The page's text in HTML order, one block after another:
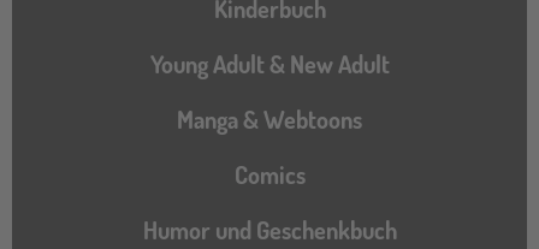
Kinderbuch
Young Adult & New Adult
Manga & Webtoons
Comics
Humor und Geschenkbuch